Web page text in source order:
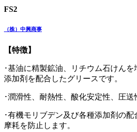
FS2
（株）中興商事
【特徴】
･基油に精製鉱油、リチウム石けん
添加剤を配合したグリースです。
･潤滑性、耐熱性、酸化安定性、圧送
･有機モリブデン及び各種添加剤の
摩耗を防止します。